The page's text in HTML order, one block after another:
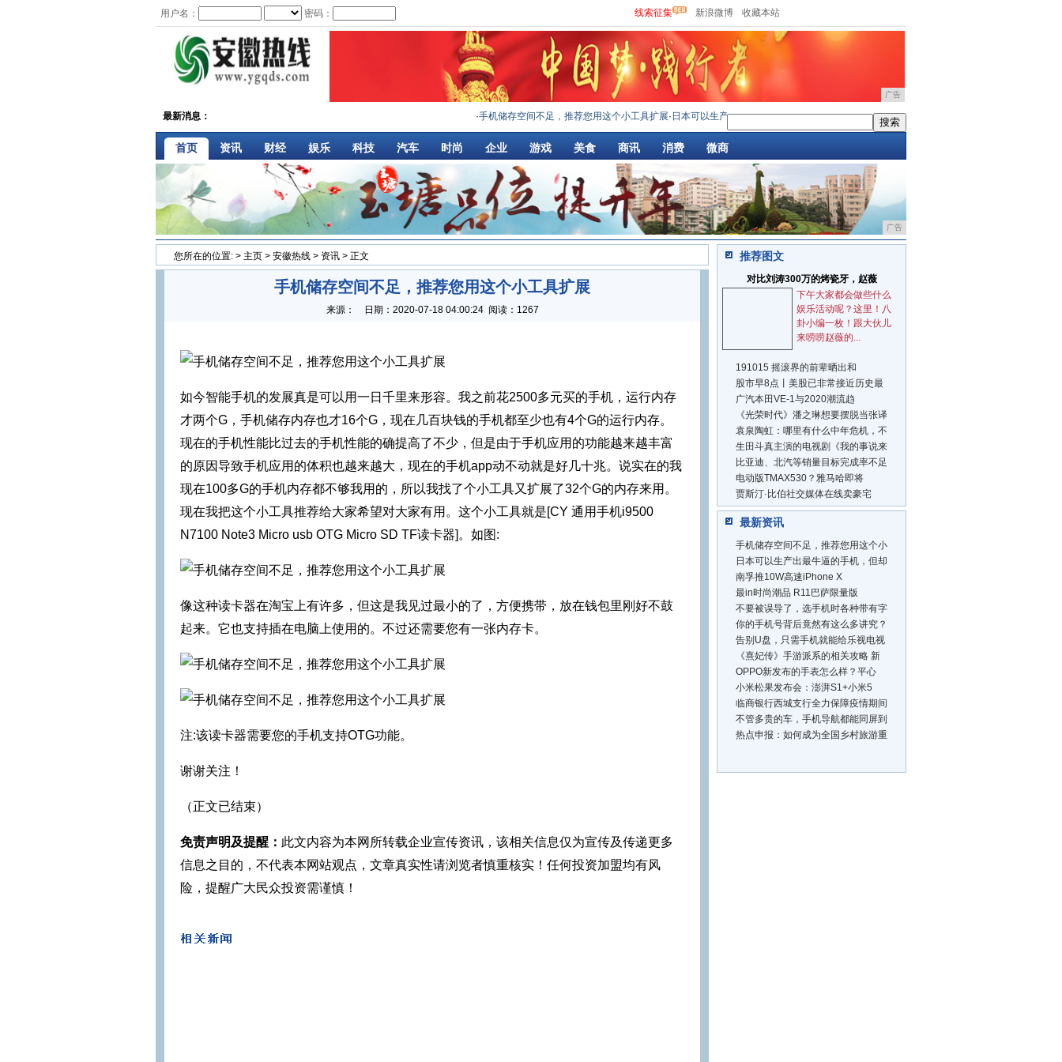
用户名： 密码： 线索征集 新浪微博 收藏本站
广告
最新消息： 手机储存空间不足，推荐您用这个小工具扩展·日本可以生产出最牛逼的手机，但却走不出国门·南孚推10W高速iPhone X专用无线充 售
首页 资讯 财经 娱乐 科技 汽车 时尚 企业 游戏 美食 商讯 消费 微商
广告
您所在的位置: > 主页 > 安徽热线 > 资讯 > 正文
手机储存空间不足，推荐您用这个小工具扩展
来源： 日期： 2020-07-18 04:00:24 阅读：1267
如今智能手机的发展真是可以用一日千里来形容。我之前花2500多元买的手机，运行内存
才两个G，手机储存内存也才16个G，现在几百块钱的手机都至少也有4个G的运行内存。
现在的手机性能比过去的手机性能的确提高了不少，但是由于手机应用的功能越来越丰富
的原因导致手机应用的体积也越来越大，现在的手机app动不动就是好几十兆。说实在的我
现在100多G的手机内存都不够我用的，所以我找了个小工具又扩展了32个G的内存来用。
现在我把这个小工具推荐给大家希望对大家有用。这个小工具就是[CY 通用手机i9500
N7100 Note3 Micro usb OTG Micro SD TF读卡器]。如图:
像这种读卡器在淘宝上有许多，但这是我见过最小的了，方便携带，放在钱包里刚好不鼓
起来。它也支持插在电脑上使用的。不过还需要您有一张内存卡。
注:该读卡器需要您的手机支持OTG功能。
谢谢关注！
（正文已结束）
免责声明及提醒： 此文内容为本网所转载企业宣传资讯，该相关信息仅为宣传及传递更多
信息之目的，不代表本网站观点，文章真实性请浏览者慎重核实！任何投资加盟均有风
险，提醒广大民众投资需谨慎！
推荐图文
对比刘涛300万的烤瓷牙，赵薇
下午大家都会做些什么
娱乐活动呢？这里！八
卦小编一枚！跟大伙儿
来唠唠赵薇的...
191015 摇滚界的前辈晒出和
股市早8点丨美股已非常接近历史最
广汽本田VE-1与2020潮流趋
《光荣时代》潘之琳想要摆脱当张译
袁泉陶虹：哪里有什么中年危机，不
生田斗真主演的电视剧《我的事说来
比亚迪、北汽等销量目标完成率不足
电动版TMAX530？雅马哈即将
贾斯汀·比伯社交媒体在线卖豪宅
最新资讯
手机储存空间不足，推荐您用这个小
日本可以生产出最牛逼的手机，但却
南孚推10W高速iPhone X
最in时尚潮品 R11巴萨限量版
不要被误导了，选手机时各种带有字
你的手机号背后竟然有这么多讲究？
告别U盘，只需手机就能给乐视电视
《熹妃传》手游派系的相关攻略 新
OPPO新发布的手表怎么样？平心
小米松果发布会：澎湃S1+小米5
临商银行西城支行全力保障疫情期间
不管多贵的车，手机导航都能同屏到
热点申报：如何成为全国乡村旅游重